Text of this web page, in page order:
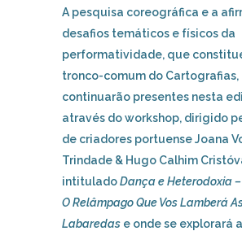
A pesquisa coreográfica e a
desafios temáticos e físicos da
performatividade, que
tronco-comum do Cartografias,
continuarão presentes nesta
através do workshop, dirigido
de criadores portuense Joana
Trindade & Hugo Calhim
intituladoDança e Heterodoxia
O Relâmpago Que Vos Lamberá
Labaredas e onde se explorará